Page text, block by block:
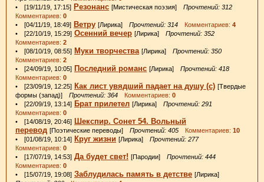
• [19/11/19, 17:15] Резонанс [Мистическая поэзия] Прочтений: 312
Комментариев: 0
• [04/11/19, 18:49] Ветру [Лирика] Прочтений: 314 Комментариев: 4
• [22/10/19, 15:29] Осенний вечер [Лирика] Прочтений: 352
Комментариев: 2
• [08/10/19, 08:55] Муки творчества [Лирика] Прочтений: 350
Комментариев: 2
• [24/09/19, 10:05] Последний романс [Лирика] Прочтений: 418
Комментариев: 0
• [23/09/19, 12:25] Как лист увядший падает на душу (с) [Твердые
формы (запад)] Прочтений: 364 Комментариев: 0
• [22/09/19, 13:14] Брат прилетел [Лирика] Прочтений: 291
Комментариев: 0
• [14/08/19, 20:46] Шекспир. Сонет 54. Вольный
перевод [Поэтические переводы] Прочтений: 405 Комментариев: 10
• [01/08/19, 10:14] Круг жизни [Лирика] Прочтений: 277
Комментариев: 0
• [17/07/19, 14:53] Да будет свет! [Пародии] Прочтений: 444
Комментариев: 0
• [15/07/19, 19:08] Заблудилась память в детстве [Лирика]